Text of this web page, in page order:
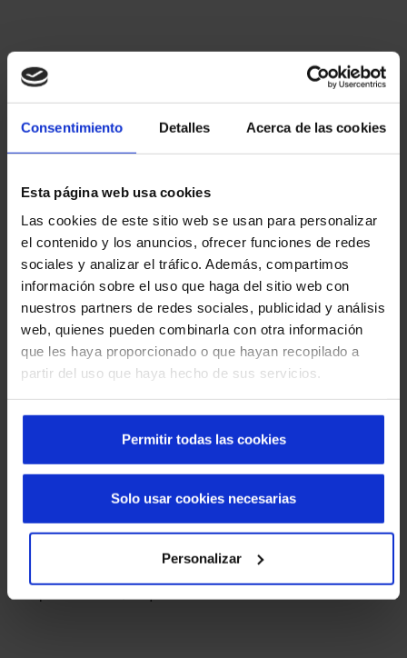
Consentimiento Detalles Acerca de las cookies
Esta página web usa cookies
Las cookies de este sitio web se usan para personalizar
el contenido y los anuncios, ofrecer funciones de redes
sociales y analizar el tráfico. Además, compartimos
información sobre el uso que haga del sitio web con
nuestros partners de redes sociales, publicidad y análisis
web, quienes pueden combinarla con otra información
que les haya proporcionado o que hayan recopilado a
partir del uso que haya hecho de sus servicios.
Permitir todas las cookies
Personalizar
Solo usar cookies necesarias
El sonido viaja por el aire, por lo que cualquier ranura o
desalineación en el perímetro de la puerta puede
acústica del edificio.
Algunas puertas automáticas cuentan con sensores y
mecanismos de control del cierre que aseguran que la
puerta se ha cerrado por completo, sin dejar huecos y
reduciendo así el riesgo de fuga de sonido.
Tipos de apertura
Aunque las puertas automáticas en general ayudan en el
control de ruidos, hay algunos modelos que son capaces de
garantizar el aislamiento acústico en espacios más
transitados. En este sentido, laspuertas giratoriasson una
accesibilidad de las personas. Gracias a su diseño circular,
consigue mantener una separación constante del
ambiente exterior, incluso con un flujo constante de